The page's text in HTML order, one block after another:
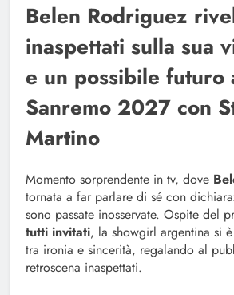
Belen Rodriguez
inaspettati sulla sua
e un possibile futuro
Sanremo 2027 con
Martino
Momento sorprendente in tv, dove
tornata a far parlare di sé con
sono passate inosservate. Ospite del
tutti invitati, la showgirl argentina si
tra ironia e sincerità, regalando al
retroscena inaspettati.